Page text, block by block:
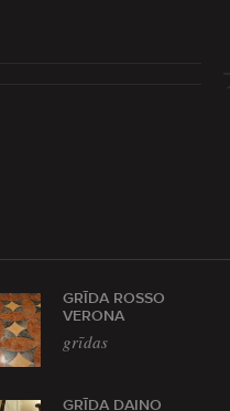
GRĪDA ROSSO
VERONA
grīdas
GRĪDA DAINO